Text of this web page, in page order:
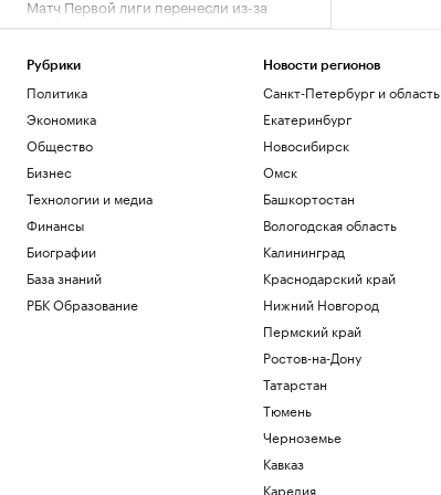
Матч Первой лиги перенесли из-за
проблем с вылетом «Сочи» в Москву
Перешедший в «Лидс» Траффорд стал
самым дорогим британским вратарем
Спорт
Как устроены приватные террасы в
квартирах «Серии плюс»
РБК и ПИК Серия плюс
Аэропорт Домодедово открыли для
приема и вылета самолетов
Политика
Женщина и ребенок погибли во время
непогоды в Смоленске
Общество
Рубрики
Политика
Экономика
Общество
Бизнес
Технологии и медиа
Финансы
Биографии
База знаний
РБК Образование
Новости регионов
Санкт-Петербург и область
Екатеринбург
Новосибирск
Омск
Башкортостан
Вологодская область
Калининград
Краснодарский край
Нижний Новгород
Пермский край
Ростов-на-Дону
Татарстан
Тюмень
Черноземье
Кавказ
Карелия